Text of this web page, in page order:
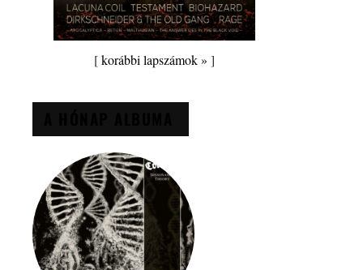
[korábbi lapszámok » ]